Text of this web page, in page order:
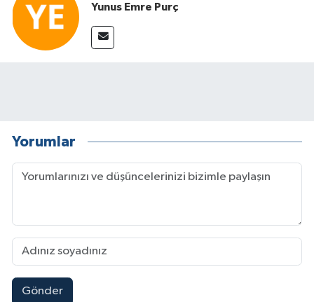
Yunus Emre Purç
Yorumlar
Gönder